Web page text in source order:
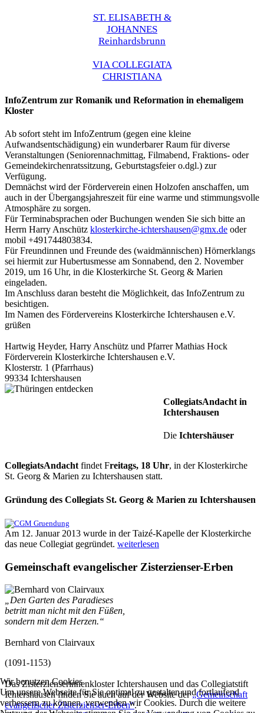
ST. ELISABETH &
JOHANNES
Reinhardsbrunn
VIA COLLEGIATA
CHRISTIANA
InfoZentrum zur Romanik und Reformation in ehemaligem
Kloster
Ab sofort steht im InfoZentrum (gegen eine kleine
Aufwandsentschädigung) ein wunderbarer Raum für diverse
Veranstaltungen (Seniorennachmittag, Filmabend, Fraktions- oder
Gemeindekirchenratssitzung, Geburtstagsfeier o.dgl.) zur
Verfügung.
Demnächst wird der Förderverein einen Holzofen anschaffen, um
auch in der Übergangsjahreszeit für eine warme und stimmungsvolle
Atmosphäre zu sorgen.
Für Terminabsprachen oder Buchungen wenden Sie sich bitte an
Herrn Harry Anschütz klosterkirche-ichtershausen@gmx.de oder
mobil +491744803834.
Für Freundinnen und Freunde des (waidmännischen) Hörnerklangs
sei hiermit zur Hubertusmesse am Sonnabend, den 2. November
2019, um 16 Uhr, in die Klosterkirche St. Georg & Marien
eingeladen.
Im Anschluss daran besteht die Möglichkeit, das InfoZentrum zu
besichtigen.
Im Namen des Fördervereins Klosterkirche Ichtershausen e.V.
grüßen
Hartwig Heyder, Harry Anschütz und Pfarrer Mathias Hock
Förderverein Klosterkirche Ichtershausen e.V.
Klosterstr. 1 (Pfarrhaus)
99334 Ichtershausen
CollegiatsAndacht in
Ichtershausen
Die Ichtershäuser
CollegiatsAndacht findet Freitags, 18 Uhr, in der Klosterkirche
St. Georg & Marien zu Ichtershausen statt.
Gründung des Collegiats St. Georg & Marien zu Ichtershausen
Am 12. Januar 2013 wurde in der Taizé-Kapelle der Klosterkirche
das neue Collegiat gegründet. weiterlesen
Gemeinschaft evangelischer Zisterzienser-Erben
„Den Garten des Paradieses
betritt man nicht mit den Füßen,
sondern mit dem Herzen.“
Bernhard von Clairvaux
(1091-1153)
Das Zisterzienserinnenkloster Ichtershausen und das Collegiatstift
Ichtershausen finden Sie auch auf der Website der„Gemeinschaft
evangelischer Zisterzienser-Erben“.
Wir benutzen Cookies
Um unsere Webseite für Sie optimal zu gestalten und fortlaufend
verbessern zu können, verwenden wir Cookies. Durch die weitere